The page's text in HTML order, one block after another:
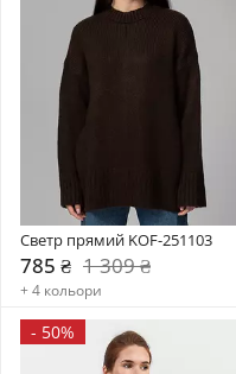
Светр прямий KOF-251103
785 ₴ 1 309 ₴
+ 4 кольори
- 50%